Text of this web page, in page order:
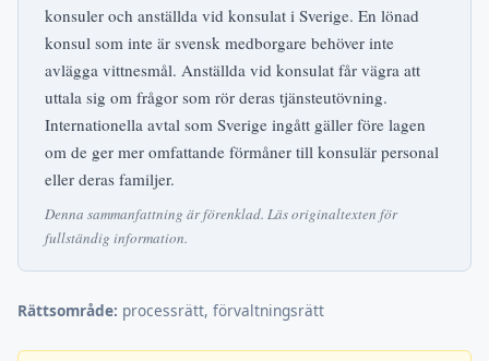
konsuler och anställda vid konsulat i Sverige. En lönad
konsul som inte är svensk medborgare behöver inte
avlägga vittnesmål. Anställda vid konsulat får vägra att
uttala sig om frågor som rör deras tjänsteutövning.
Internationella avtal som Sverige ingått gäller före lagen
om de ger mer omfattande förmåner till konsulär personal
eller deras familjer.
Denna sammanfattning är förenklad. Läs originaltexten för
fullständig information.
Rättsområde: processrätt, förvaltningsrätt